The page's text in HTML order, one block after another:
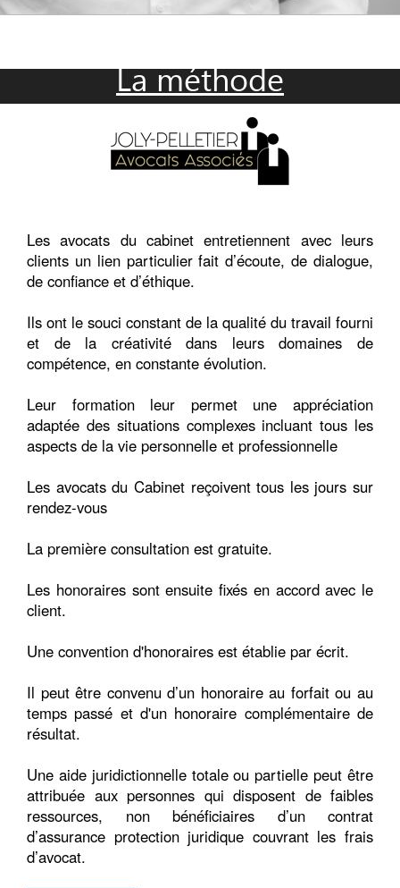
La méthode
Les avocats du cabinet entretiennent avec leurs
clients un lien particulier fait d’écoute, de dialogue,
de confiance et d’éthique.
Ils ont le souci constant de la qualité du travail fourni
et de la créativité dans leurs domaines de
compétence, en constante évolution.
Leur formation leur permet une appréciation
adaptée des situations complexes incluant tous les
aspects de la vie personnelle et professionnelle
Les avocats du Cabinet reçoivent tous les jours sur
rendez-vous
La première consultation est gratuite.
Les honoraires sont ensuite fixés en accord avec le
client.
Une convention d'honoraires est établie par écrit.
Il peut être convenu d’un honoraire au forfait ou au
temps passé et d'un honoraire complémentaire de
résultat.
Une aide juridictionnelle totale ou partielle peut être
attribuée aux personnes qui disposent de faibles
ressources, non bénéficiaires d’un contrat
d’assurance protection juridique couvrant les frais
d’avocat.